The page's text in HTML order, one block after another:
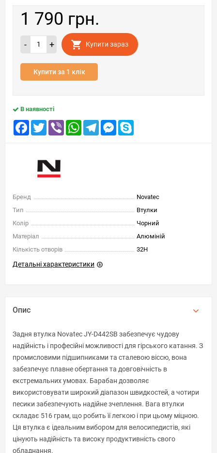
1 790 грн.
- + Купити зараз
Купити за 1 клік
В наявності
Facebook
TwitterViber WhatsAppTelegramMessenger
Бренд
Novatec
Тип
Втулки
Колір
Чорний
Матеріал
Алюміній
Кількість отворів
32H
Детальні характеристики
Опис
Задня втулка Novatec JY-D442SB забезпечує чудову
надійність і професійні можливості для гірського катання. З
промисловими підшипниками та сталевою віссю, вона
забезпечує плавне обертання та довговічність в
екстремальних умовах. Барабан дозволяє
використовувати широкий діапазон швидкостей, а чотири
песики забезпечують надійне зчеплення. Вага втулки
складає 516 грам, що робить її легкою і при цьому міцною.
Ця втулка є ідеальним вибором для велосипедистів, які
цінують надійність та високу продуктивність свого
обладнання.